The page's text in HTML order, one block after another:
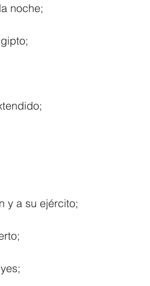
noche;
y a su ejército;